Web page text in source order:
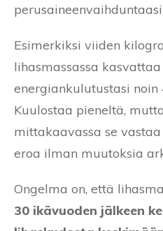
Esimerkiksi viiden
lihasmassassa
energiankulutustasi
Kuulostaa pieneltä,
mittakaavassa se
eroa ilman muutoksia
Ongelma on, että
30 ikävuoden jälkeen